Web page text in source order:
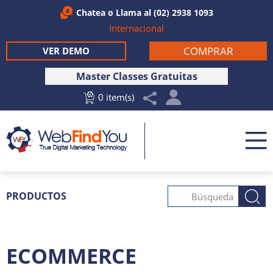
Chatea o Llama al (02) 2938 1093
Internacional
Master Classes Gratuitas
0 item(s)
COMPRAR
VER DEMO
PRODUCTOS
ECOMMERCE